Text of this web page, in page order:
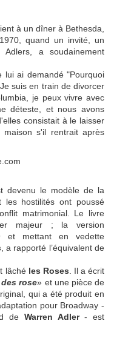
à un dîner à Bethesda,
quand un invité, un
a soudainement
ai demandé "Pourquoi
suis en train de divorcer
je peux vivre avec
déteste, et nous avons
consistait à le laisser
s'il rentrait après
devenu le modèle de la
les hostilités ont poussé
matrimonial.
Le livre
majeur ;
la version
et mettant en vedette
, a rapporté l’équivalent de
lâché les Roses
Il a écrit
rose» et une pièce de
qui a été produit en
pour Broadway -
de Warren Adler- est